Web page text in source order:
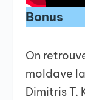
Bonus
On
moldave
Dimitris T.